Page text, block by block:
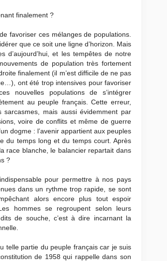
finalement ?
favoriser ces mélanges de populations.
que ce soit une ligne d’horizon. Mais
d’aujourd’hui, et les tempêtes de notre
de population très fortement
finalement (il m’est difficile de ne pas
ont été trop intensives pour favoriser
nouvelles populations de s’intégrer
au peuple français. Cette erreur,
mais aussi évidemment par
voire de conflits et même de guerre
dogme : l’avenir appartient aux peuples
du temps long et du temps court. Après
race blanche, le balancier repartait dans
?
pour permettre à nos pays
dans un rythme trop rapide, se sont
alors encore plus tout espoir
hommes se regroupent selon leurs
de souche, c’est à dire incarnant la
telle partie du peuple français car je suis
de 1958 qui rappelle dans son